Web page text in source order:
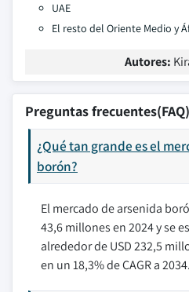
UAE
El resto del Oriente Medio y
Autores:
Preguntas
¿Qué tan grande es el
borón?
El mercado de arsenida
43,6 millones en 2024 y se
alrededor de USD 232,5
en un 18,3% de CAGR a 2034.